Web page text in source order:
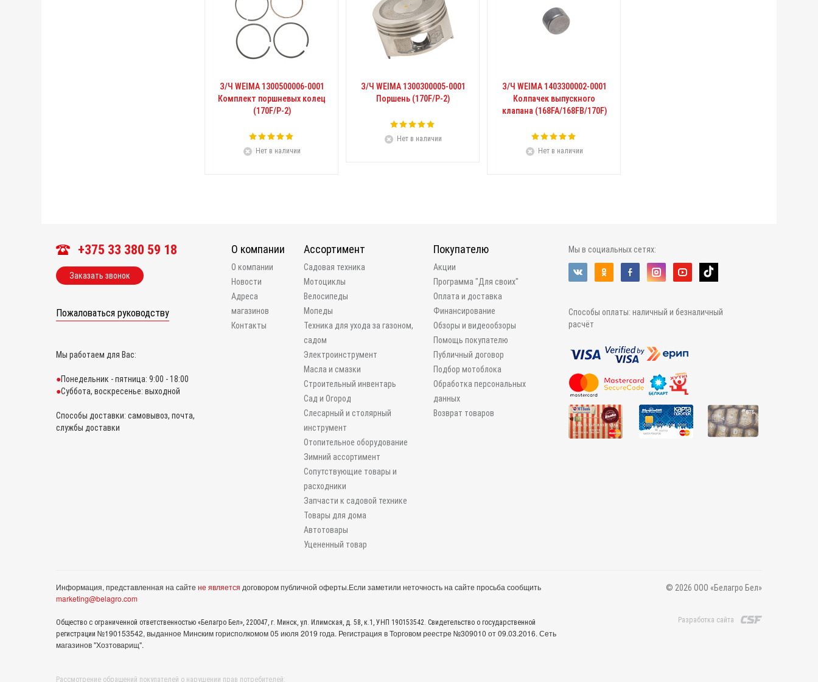
З/Ч WEIMA 1300500006-0001
Комплект поршневых колец
(170F/Р-2)
Нет в наличии
З/Ч WEIMA 1300300005-0001
Поршень (170F/Р-2)
Нет в наличии
З/Ч WEIMA 1403300002-0001
Колпачек выпускного
клапана (168FA/168FB/170F)
Нет в наличии
+375 33 380 59 18
Заказать звонок
Пожаловаться руководству
Мы работаем для Вас:
Понедельник - пятница: 9:00 - 18:00
Суббота, воскресенье: выходной
Способы доставки: самовывоз, почта,
службы доставки
О компании
О компании
Новости
Адреса
магазинов
Контакты
Ассортимент
Садовая техника
Мотоциклы
Велосипеды
Мопеды
Техника для ухода за газоном,
садом
Электроинструмент
Масла и смазки
Строительный инвентарь
Сад и Огород
Слесарный и столярный
инструмент
Отопительное оборудование
Зимний ассортимент
Сопутствующие товары и
расходники
Запчасти к садовой технике
Товары для дома
Автотовары
Уцененный товар
Покупателю
Акции
Программа "Для своих"
Оплата и доставка
Финансирование
Обзоры и видеообзоры
Помощь покупателю
Публичный договор
Подбор мотоблока
Обработка персональных
данных
Возврат товаров
Мы в социальных сетях:
Способы оплаты: наличный и безналичный
расчёт
Информация, представленная на сайте не является договором публичной оферты.Если заметили неточность на сайте просьба сообщить
marketing@belagro.com
Общество с ограниченной ответственностью «Белагро Бел», 220047, г. Минск, ул. Илимская, д. 58, к.1, УНП 190153542. Свидетельство о государственной
регистрации №190153542, выданное Минcким горисполкомом 05 июля 2019 года. Регистрация в Торговом реестре №309010 от 09.03.2016. Сеть
магазинов "Хозтоварищ".
Рассмотрение обращений покупателей о нарушении прав потребителей:
© 2026 ООО «Белагро Бел»
Разработка сайта